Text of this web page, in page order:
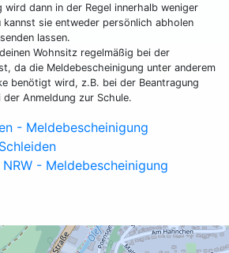
wird dann in der Regel innerhalb weniger
kannst sie entweder persönlich abholen
lassen.
Wohnsitz regelmäßig bei der
da die Meldebescheinigung unter anderem
benötigt wird, z.B. bei der Beantragung
Anmeldung zur Schule.
- Meldebescheinigung
- Meldebescheinigung